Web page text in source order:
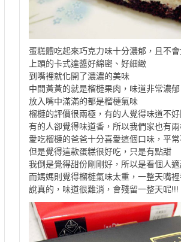
蛋糕體吃起來巧克力味十分濃郁，且不
上頭的卡式達醬好綿密、好細緻
到嘴裡就化開了濃濃的美味
中間黃黃的就是榴槤果肉，味道非常濃郁
放入嘴中滿滿的都是榴槤氣味
榴槤的評價很兩極，有的人覺得味道不好
有的人卻覺得味道香，所以我們家也有
愛吃榴槤的爸爸十分喜愛這個口味，平
但是覺得這款蛋糕很好吃，只是有點甜
我倒是覺得甜份剛剛好，所以是看個人
而媽媽則覺得榴槤氣味太重，一整天嘴
說真的，味道很難消，會殘留一整天呢!!!